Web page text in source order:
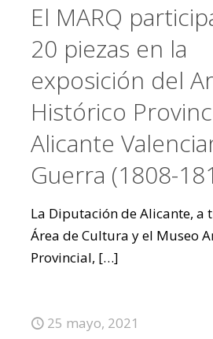
El MARQ
20 piezas en la
exposición del
Histórico
Alicante
Guerra (1808-
La Diputación de Alicante, a
Área de Cultura y el Museo
Provincial, […]
25 mayo, 2021